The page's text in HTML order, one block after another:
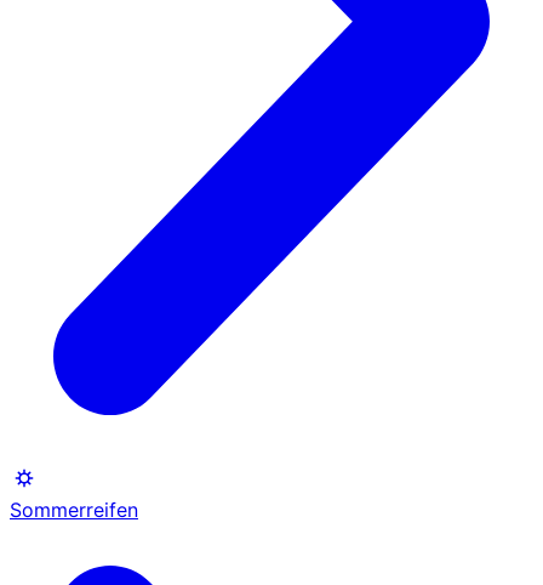
Sommerreifen